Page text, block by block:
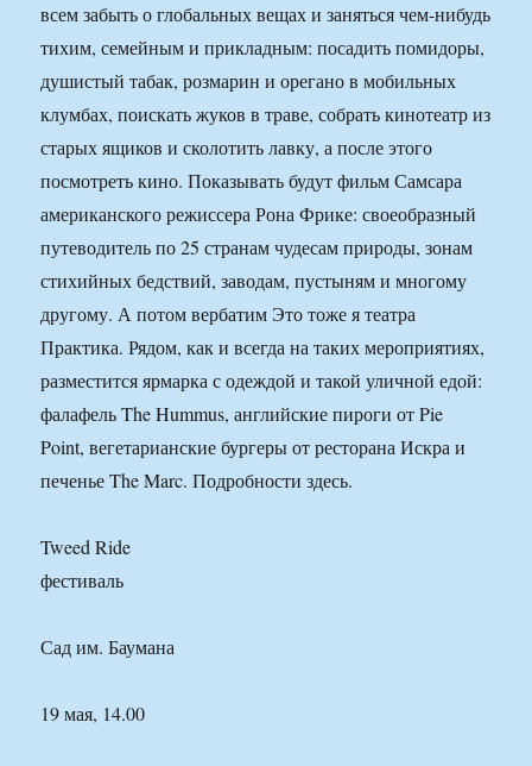
всем забыть о глобальных вещах и заняться чем-нибудь
тихим, семейным и прикладным: посадить помидоры,
душистый табак, розмарин и орегано в мобильных
клумбах, поискать жуков в траве, собрать кинотеатр из
старых ящиков и сколотить лавку, а после этого
посмотреть кино. Показывать будут фильм Самсара
американского режиссера Рона Фрике: своеобразный
путеводитель по 25 странам чудесам природы, зонам
стихийных бедствий, заводам, пустыням и многому
другому. А потом вербатим Это тоже я театра
Практика. Рядом, как и всегда на таких мероприятиях,
разместится ярмарка с одеждой и такой уличной едой:
фалафель The Hummus, английские пироги от Pie
Point, вегетарианские бургеры от ресторана Искра и
печенье The Marc. Подробности здесь.
Tweed Ride
фестиваль
Сад им. Баумана
19 мая, 14.00